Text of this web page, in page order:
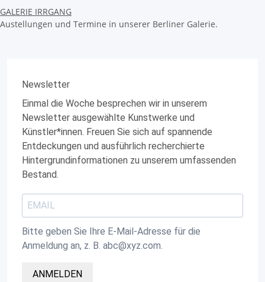
GALERIE IRRGANG
Austellungen und Termine in unserer Berliner Galerie.
Newsletter
Einmal die Woche besprechen wir in unserem
Newsletter ausgewählte Kunstwerke und
Künstler*innen. Freuen Sie sich auf spannende
Entdeckungen und ausführlich recherchierte
Hintergrundinformationen zu unserem umfassenden
Bestand.
Bitte geben Sie Ihre E-Mail-Adresse für die
Anmeldung an, z. B. abc@xyz.com.
ANMELDEN